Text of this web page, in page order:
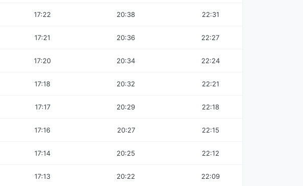
17:22 20:38 22:31
17:21 20:36 22:27
17:20 20:34 22:24
17:18 20:32 22:21
17:17 20:29 22:18
17:16 20:27 22:15
17:14 20:25 22:12
17:13 20:22 22:09